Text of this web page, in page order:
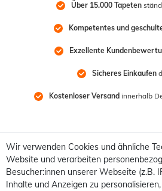
Über 15.000 Tapeten
Kompetentes und
Exzellente
Sicheres Einkaufen
Kostenloser Versand innerhalb
Wir verwenden Cookies und ähnliche
Website und verarbeiten
Besucher:innen unserer Webseite (z.B.
Inhalte und Anzeigen zu